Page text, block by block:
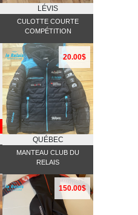
LÉVIS
CULOTTE COURTE
COMPÉTITION
20.00$
QUÉBEC
MANTEAU CLUB DU
RELAIS
150.00$